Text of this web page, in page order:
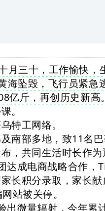
月三十，工作愉快，
海坠毁，飞行员紧急
亿斤，再创历史新高
。
特工网络。
南部多地，致11名
，共同生活时长作
达成电商战略合作，
长积分录取，家长
站被关停。
出微量辐射，今年累